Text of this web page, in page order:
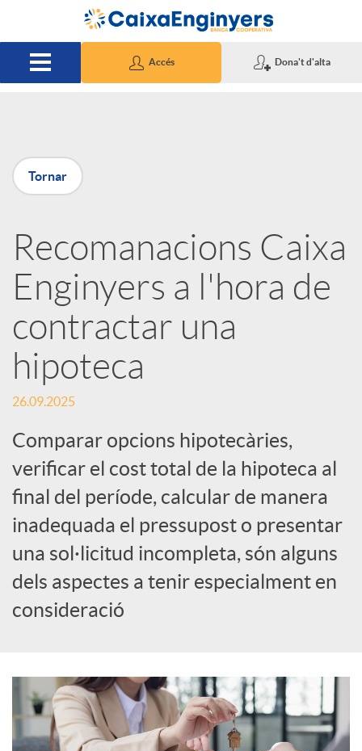
Salta al contingut principal
Accés Dona't d'alta
P
u
b
l
i
c
a
d
o
r
d
e
Tornar
Recomanacions Caixa
Enginyers a l'hora de
contractar una
hipoteca
26.09.2025
Comparar opcions hipotecàries,
verificar el cost total de la hipoteca al
final del període, calcular de manera
inadequada el pressupost o presentar
una sol·licitud incompleta, són alguns
dels aspectes a tenir especialment en
consideració